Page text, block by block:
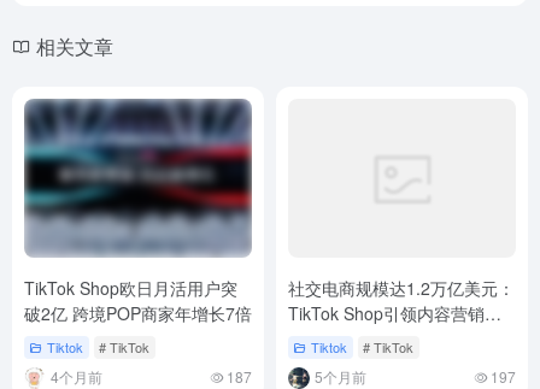
相关文章
TikTok Shop欧日月活用户突
破2亿 跨境POP商家年增长7倍
Tiktok # TikTok
4个月前 187
社交电商规模达1.2万亿美元：
TikTok Shop引领内容营销新
风口Tiktok # TikTok
5个月前 197